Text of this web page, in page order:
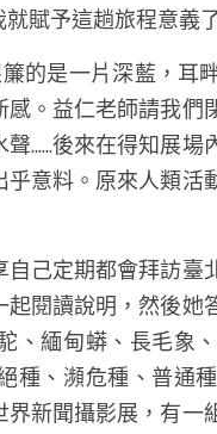
賦予這趟旅程意義
的是一片深藍，耳
。益仁老師請我們
......後來在得知展
乎意料。原來人類
自己定期都會拜訪臺
起閱讀說明，然後
、緬甸蟒、長毛象
種、瀕危種、普通
新聞攝影展，有一